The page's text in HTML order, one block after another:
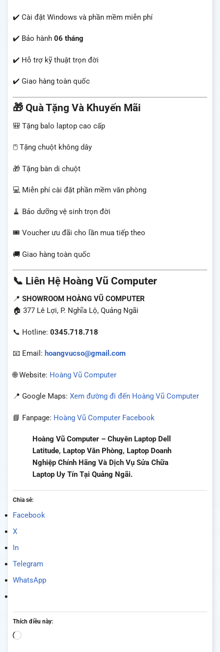
✔️ Cài đặt Windows và phần mềm miễn phí
✔️ Bảo hành 06 tháng
✔️ Hỗ trợ kỹ thuật trọn đời
✔️ Giao hàng toàn quốc
🎁 Quà Tặng Và Khuyến Mãi
🎒 Tặng balo laptop cao cấp
🖱️ Tặng chuột không dây
🎁 Tặng bàn di chuột
💻 Miễn phí cài đặt phần mềm văn phòng
🧹 Bảo dưỡng vệ sinh trọn đời
🎟️ Voucher ưu đãi cho lần mua tiếp theo
🚚 Giao hàng toàn quốc
📞 Liên Hệ Hoàng Vũ Computer
📍 SHOWROOM HOÀNG VŨ COMPUTER
🏠 377 Lê Lợi, P. Nghĩa Lộ, Quảng Ngãi
📞 Hotline: 0345.718.718
📧 Email: hoangvucso@gmail.com
🌐 Website: Hoàng Vũ Computer
📍 Google Maps: Xem đường đi đến Hoàng Vũ Computer
📘 Fanpage: Hoàng Vũ Computer Facebook
Hoàng Vũ Computer – Chuyên Laptop Dell
Latitude, Laptop Văn Phòng, Laptop Doanh
Nghiệp Chính Hãng Và Dịch Vụ Sửa Chữa
Laptop Uy Tín Tại Quảng Ngãi.
Chia sẻ:
Facebook
X
In
Telegram
WhatsApp
Thích điều này: